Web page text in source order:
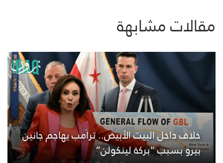
مقالات مشابهة
خلاف داخل البيت الأبيض.. ترامب يهاجم جانين
بيرو بسبب “بركة لينكولن”